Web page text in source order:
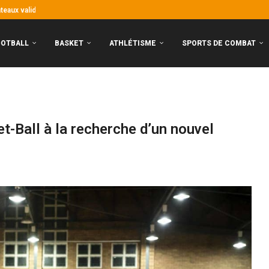
!
ivoiriens connaissent le chemin
pas beaucoup...
!garçons frappent fort, les...
aux portes de la CAN
: premier choc de la saison
!
BASKET ATHLÉTISME SPORTS DE COMBAT
Ball à la recherche d’un nouvel